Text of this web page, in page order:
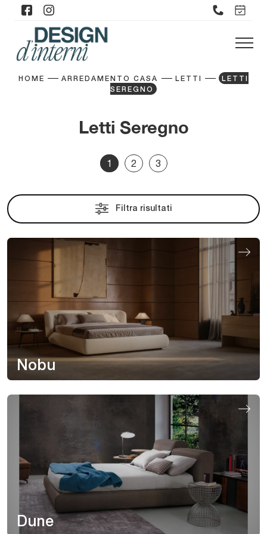
HOME ARREDAMENTO CASA LETTI
LETTI
SEREGNO
Letti Seregno
1 2 3
Filtra risultati
Nobu
Dune